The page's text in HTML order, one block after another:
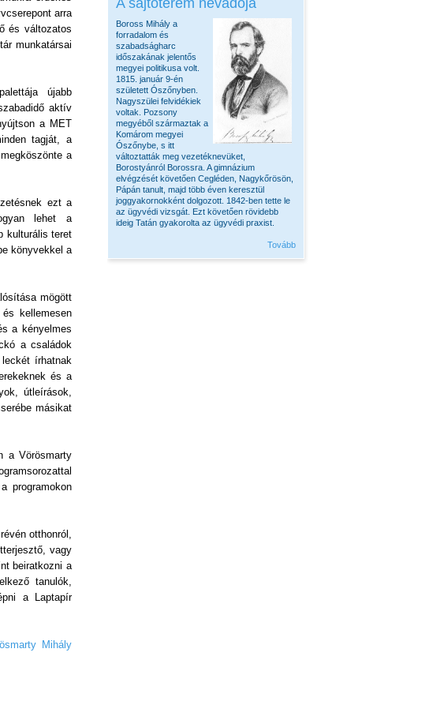
arra
és változatos
munkatársai
újabb
aktív
a MET
tagját, a
a
ezt a
lehet a
kulturális teret
könyvekkel a
mögött
kellemesen
a kényelmes
a családok
írhatnak
és a
útleírások,
másikat
a Vörösmarty
programokon
otthonról,
vagy
beiratkozni a
tanulók,
a Laptapír
Mihály
A sajtóterem névadója
Boross Mihály a
forradalom és
szabadságharc
időszakának jelentős
megyei politikusa volt.
1815. január 9-én
született Ószőnyben.
Nagyszülei felvidékiek
voltak. Pozsony
megyéből származtak a
Komárom megyei
Ószőnybe, s itt
változtatták meg vezetéknevüket,
Borostyánról Borossra. A gimnázium
elvégzését követően Cegléden, Nagykőrösön,
Pápán tanult, majd több éven keresztül
joggyakornokként dolgozott. 1842-ben tette le
az ügyvédi vizsgát. Ezt követően rövidebb
ideig Tatán gyakorolta az ügyvédi praxist.
Tovább